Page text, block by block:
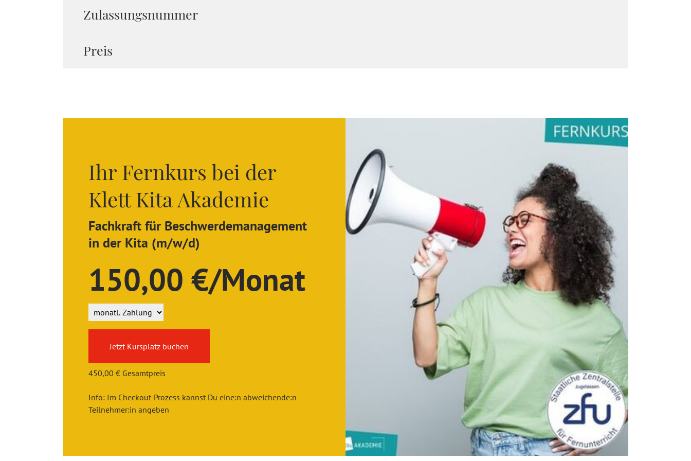
Zulassungsnummer
Preis
Ihr Fernkurs bei der
Klett Kita Akademie
Fachkraft für Beschwerdemanagement
in der Kita (m/w/d)
150,00 €/Monat
Jetzt Kursplatz buchen
450,00 € Gesamtpreis
Info: Im Checkout-Prozess kannst Du eine:n abweichende:n
Teilnehmer:in angeben